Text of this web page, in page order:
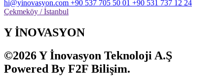
hi@yinovasyon.com +90 537 705 50 01 +90 531 737 12 24
Çekmeköy / İstanbul
Y İNOVASYON
©2026 Y İnovasyon Teknoloji A.Ş
Powered By F2F Bilişim.